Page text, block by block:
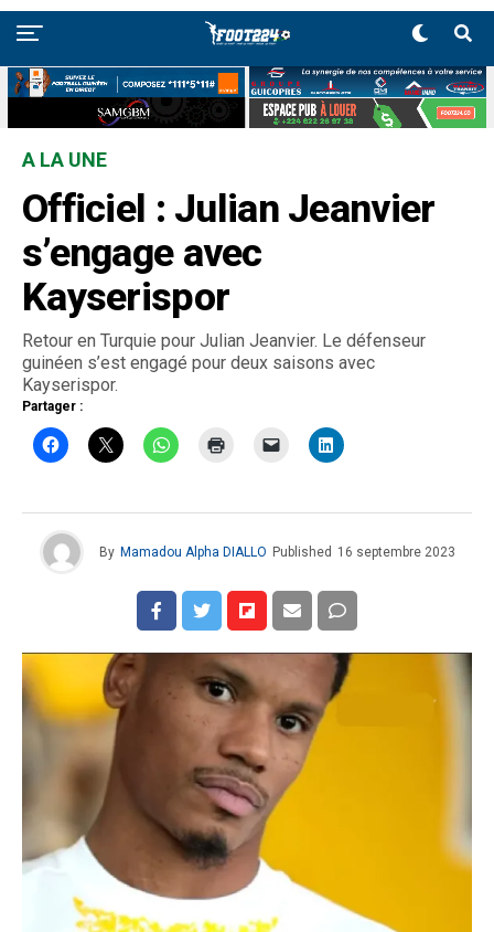
A LA UNE
Officiel : Julian Jeanvier
s’engage avec
Kayserispor
Retour en Turquie pour Julian Jeanvier. Le défenseur
guinéen s’est engagé pour deux saisons avec
Kayserispor.
Partager :
By Mamadou Alpha DIALLO Published 16 septembre 2023